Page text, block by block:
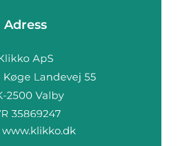
Adress
www.klikko.dk